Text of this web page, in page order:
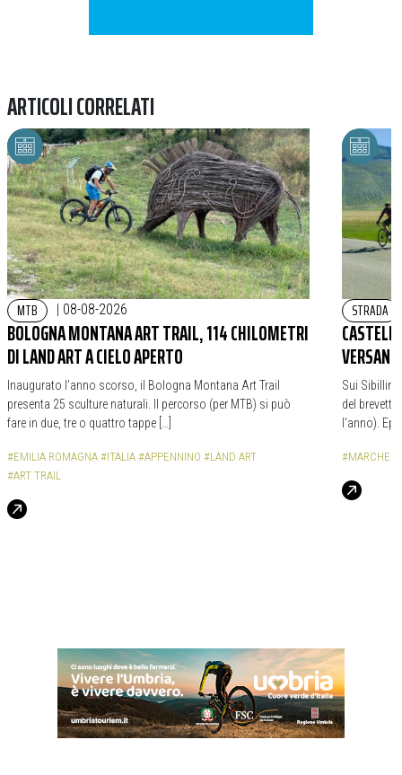
ARTICOLI CORRELATI
MTB | 08-08-2026
BOLOGNA MONTANA ART TRAIL, 114 CHILOMETRI
DI LAND ART A CIELO APERTO
Inaugurato l’anno scorso, il Bologna Montana Art Trail
presenta 25 sculture naturali. Il percorso (per MTB) si può
fare in due, tre o quattro tappe […]
#EMILIA ROMAGNA #ITALIA #APPENNINO #LAND ART
#ART TRAIL
STRADA
Sui Sibillini
del
l’anno).
#MARCHE